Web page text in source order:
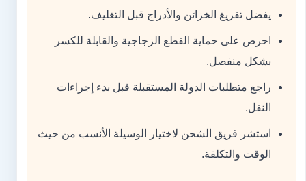
يفضل تفريغ الخزائن والأدراج قبل التغليف.
احرص على حماية القطع الزجاجية والقابلة للكسر
بشكل منفصل.
راجع متطلبات الدولة المستقبلة قبل بدء إجراءات
النقل.
استشر فريق الشحن لاختيار الوسيلة الأنسب من حيث
الوقت والتكلفة.